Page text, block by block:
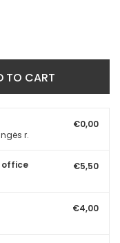
TO CART
r.
€0,00
office
€5,50
€4,00